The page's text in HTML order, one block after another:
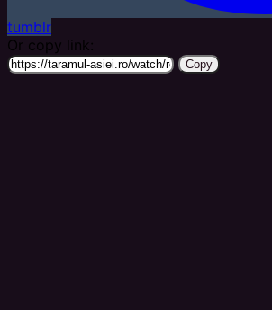
tumblr
Or copy link:
Copy